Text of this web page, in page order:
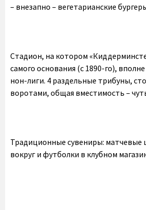
– внезапно – вегетарианские
Стадион, на котором
самого основания (с 1890-го),
нон-лиги. 4 раздельные трибуны,
воротами, общая вместимость –
Традиционные сувениры: матчевые
вокруг и футболки в клубном